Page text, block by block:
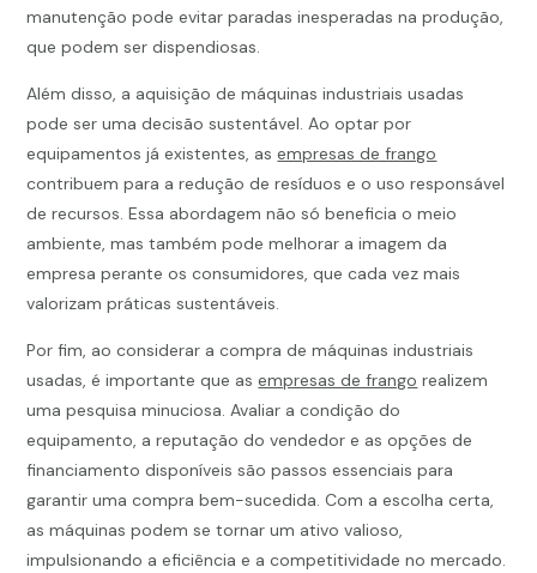
manutenção pode evitar paradas inesperadas na produção,
que podem ser dispendiosas.
Além disso, a aquisição de máquinas industriais usadas
pode ser uma decisão sustentável. Ao optar por
equipamentos já existentes, asempresas de frango
contribuem para a redução de resíduos e o uso responsável
de recursos. Essa abordagem não só beneficia o meio
ambiente, mas também pode melhorar a imagem da
empresa perante os consumidores, que cada vez mais
valorizam práticas sustentáveis.
Por fim, ao considerar a compra de máquinas industriais
usadas, é importante que asempresas de frango realizem
uma pesquisa minuciosa. Avaliar a condição do
equipamento, a reputação do vendedor e as opções de
financiamento disponíveis são passos essenciais para
garantir uma compra bem-sucedida. Com a escolha certa,
as máquinas podem se tornar um ativo valioso,
impulsionando a eficiência e a competitividade no mercado.